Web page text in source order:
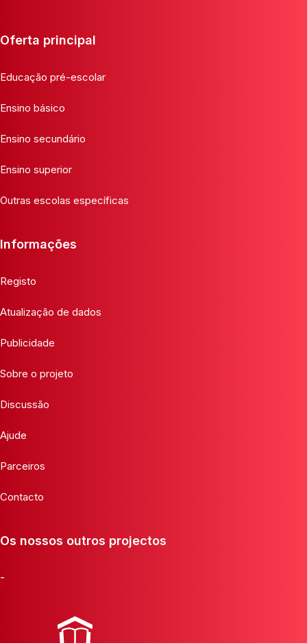
Oferta principal
Educação pré-escolar
Ensino básico
Ensino secundário
Ensino superior
Outras escolas específicas
Informações
Registo
Atualização de dados
Publicidade
Sobre o projeto
Discussão
Ajude
Parceiros
Contacto
Os nossos outros projectos
-